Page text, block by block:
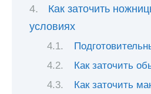
Как заточить
условиях
Как заточить
Как заточить